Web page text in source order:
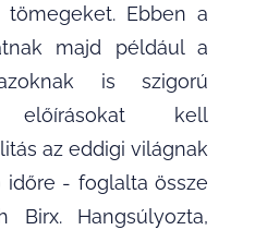
Ebben a
majd például a
is szigorú
előírásokat kell
az eddigi világnak
- foglalta össze
Birx. Hangsúlyozta,